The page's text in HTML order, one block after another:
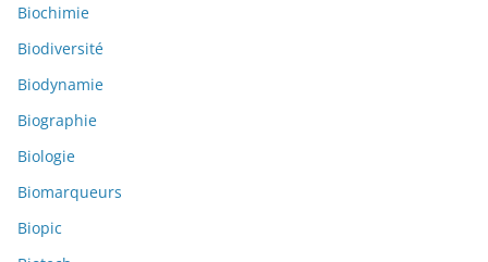
Biochimie
Biodiversité
Biodynamie
Biographie
Biologie
Biomarqueurs
Biopic